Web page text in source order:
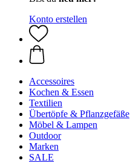
Konto erstellen
Accessoires
Kochen & Essen
Textilien
Übertöpfe & Pflanzgefäße
Möbel & Lampen
Outdoor
Marken
SALE